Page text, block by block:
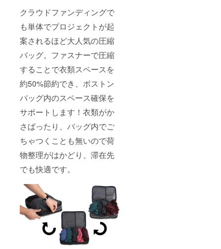
クラウドファンディングで
も単体でプロジェクトが起
案されるほど大人気の圧縮
バッグ。ファスナーで圧縮
することで衣類スペースを
約50%節約でき、ボストン
バッグ内のスペース確保を
サポートします！衣類がか
さばったり、バッグ内でご
ちゃつくことも無いので荷
物整理がはかどり、滞在先
でも快適です。